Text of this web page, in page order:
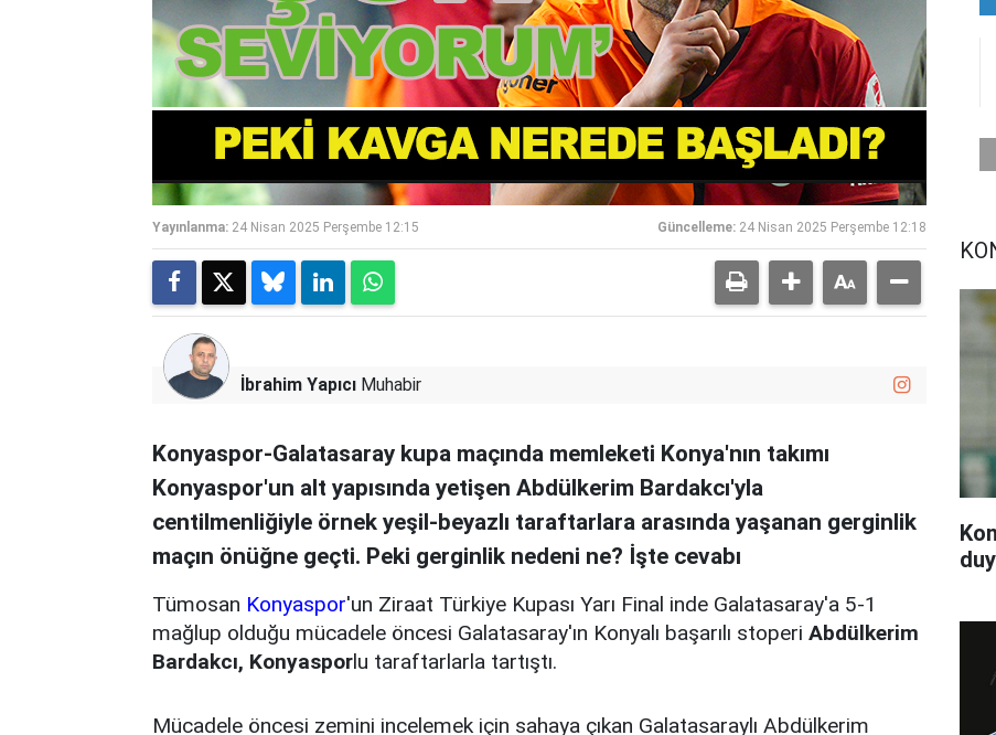
Yayınlanma: 24 Nisan 2025 Perşembe 12:15 Güncelleme: 24 Nisan 2025 Perşembe 12:18
İbrahim Yapıcı Muhabir
Konyaspor-Galatasaray kupa maçında memleketi Konya'nın takımı
Konyaspor'un alt yapısında yetişen Abdülkerim Bardakcı'yla
centilmenliğiyle örnek yeşil-beyazlı taraftarlara arasında yaşanan gerginlik
maçın önüğne geçti. Peki gerginlik nedeni ne? İşte cevabı
Tümosan Konyaspor'un Ziraat Türkiye Kupası Yarı Final inde Galatasaray'a 5-1
mağlup olduğu mücadele öncesi Galatasaray'ın Konyalı başarılı stoperi Abdülkerim
Bardakcı, Konyasporlu taraftarlarla tartıştı.
Mücadele öncesi zemini incelemek için sahaya çıkan Galatasaraylı Abdülkerim